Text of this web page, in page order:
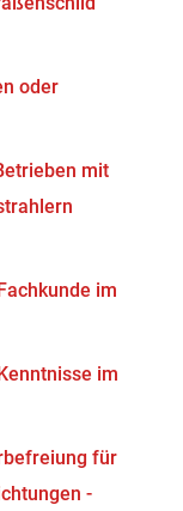
oder
mit
im
im
für
-